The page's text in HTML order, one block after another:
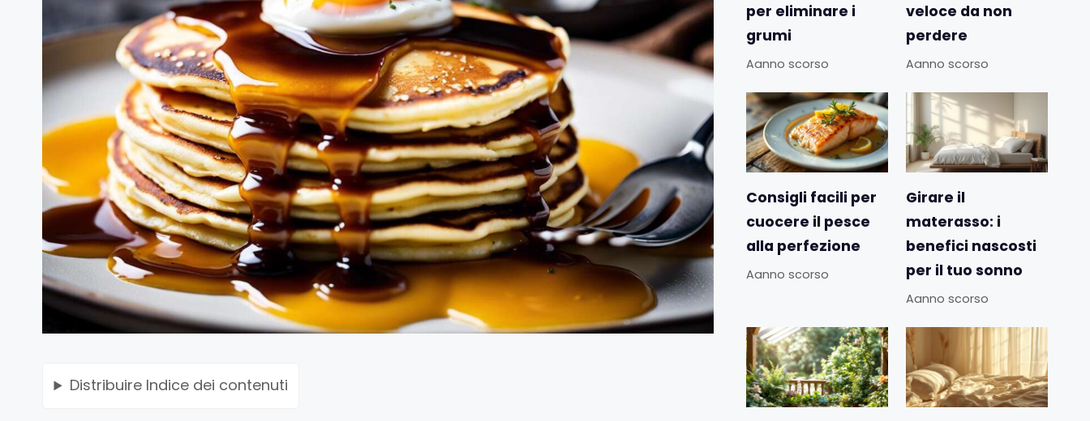
Distribuire Indice dei contenuti
per eliminare i
grumi
Aanno scorso
veloce da non
perdere
Aanno scorso
Consigli facili per
cuocere il pesce
alla perfezione
Aanno scorso
Girare il
materasso: i
benefici nascosti
per il tuo sonno
Aanno scorso